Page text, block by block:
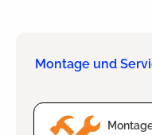
Montage und